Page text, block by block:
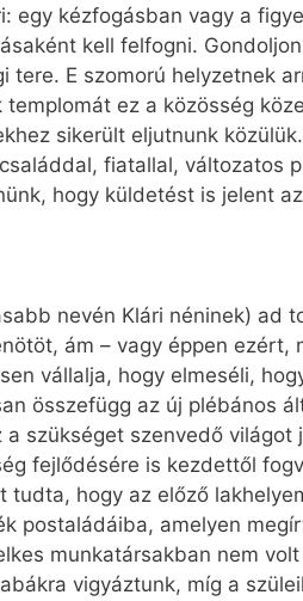
egy kézfogásban vagy a
kell felfogni.
tere. E szomorú helyzetnek
ez a közösség
sikerült eljutnunk
fiatallal, változatos
hogy küldetést is jelent
nevén Klári néninek) ad
ám – vagy éppen
vállalja, hogy elmeséli,
összefügg az új plébános
szükséget szenvedő
fejlődésére is kezdettől
hogy az előző
postaládáiba, amelyen
munkatársakban nem
vigyáztunk, míg a